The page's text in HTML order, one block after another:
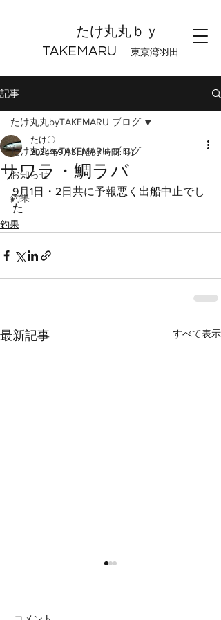
たけ丸丸ｂｙ
TAKEMARU
東京湾羽田
記事
たけ丸丸byTAKEMARU ブログ
お知らせ
釣果
たけ丸丸byTAKEMARU ブログ
サワラ・鯛ラバ
たけ〇
2024年9月3日 読了時間: 1分
9月1日・2日共に予報悪く出船中止でし
た
釣果
最新記事 すべて表示
本日の釣果 マダイ ０枚 他、